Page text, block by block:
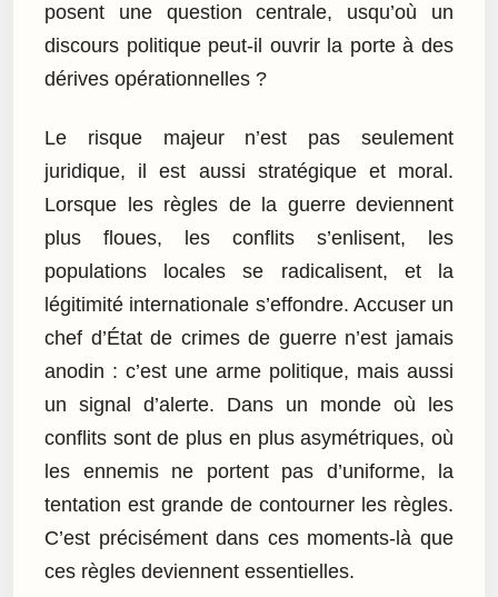
posent une question centrale, usqu’où un
discours politique peut-il ouvrir la porte à des
dérives opérationnelles ?
Le risque majeur n’est pas seulement
juridique, il est aussi stratégique et moral.
Lorsque les règles de la guerre deviennent
plus floues, les conflits s’enlisent, les
populations locales se radicalisent, et la
légitimité internationale s’effondre. Accuser un
chef d’État de crimes de guerre n’est jamais
anodin : c’est une arme politique, mais aussi
un signal d’alerte. Dans un monde où les
conflits sont de plus en plus asymétriques, où
les ennemis ne portent pas d’uniforme, la
tentation est grande de contourner les règles.
C’est précisément dans ces moments-là que
ces règles deviennent essentielles.